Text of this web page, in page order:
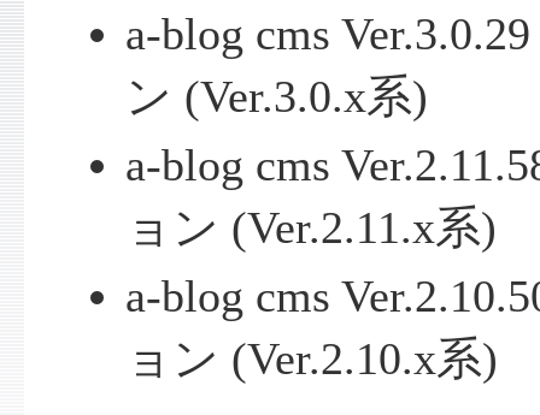
a-blog cms
ン (Ver.3.0.x系)
a-blog cms
ョン (Ver.2.11.x系)
a-blog cms
ョン (Ver.2.10.x系)